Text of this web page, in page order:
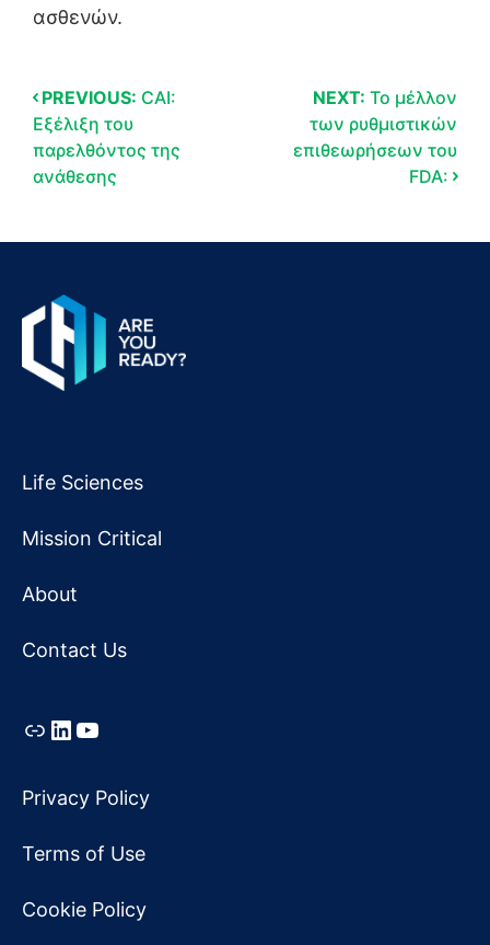
ασθενών.
PREVIOUS: CAI:
Εξέλιξη του
παρελθόντος της
ανάθεσης
NEXT: Το μέλλον
των ρυθμιστικών
επιθεωρήσεων του
FDA:
Life Sciences
Mission Critical
About
Contact Us
LinkLinkedIn
YouTube
Privacy Policy
Terms of Use
Cookie Policy